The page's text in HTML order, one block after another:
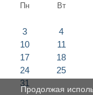
Пн Вт
3
4
10
11
17
18
24
25
31
Продолжая